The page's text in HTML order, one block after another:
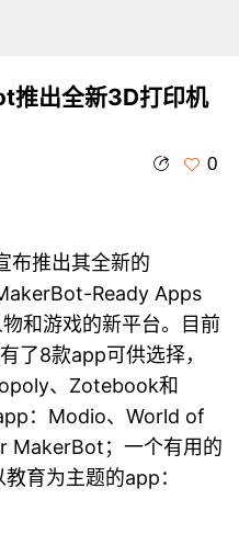
推出全新3D打印机
0
推出其全新的
Ready Apps
和游戏的新平台。目前
了8款app可供选择，
、Zotebook和
：Modio、World of
MakerBot；一个有用的
育为主题的app：